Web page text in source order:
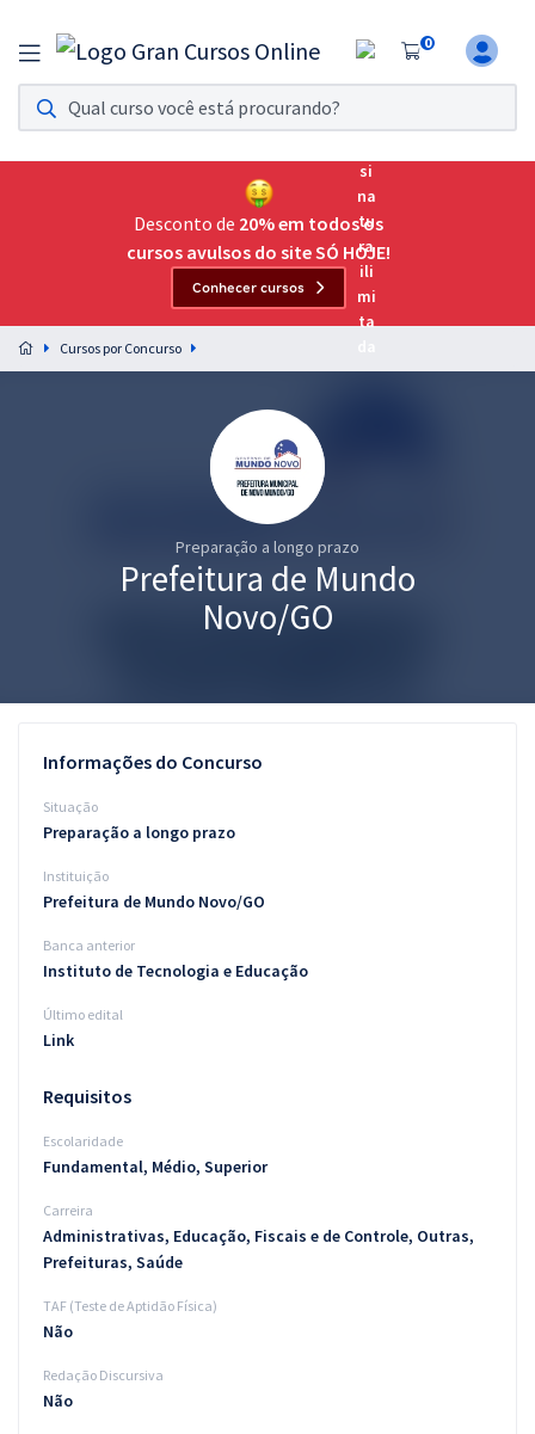
0
Assinatura Ilimitada 11
Acesso a todos os cursos. Teste grátis por 7 dias!
Assinatura OAB Até Passar
Acesso ilimitado a toda preparação para o Exame da
Preparação completa e intensiva para as principais
residências em saúde do Brasil
Conteúdo gratuito
Blog
Desconto de 20% em todos os
cursos avulsos do site SÓ HOJE!
Conhecer cursos
Cursos por Concurso
Preparação a longo prazo
Prefeitura de Mundo
Novo/GO
Informações do Concurso
Situação
Preparação a longo prazo
Instituição
Prefeitura de Mundo Novo/GO
Banca anterior
Instituto de Tecnologia e Educação
Último edital
Link
Requisitos
Escolaridade
Fundamental, Médio, Superior
Carreira
Administrativas, Educação, Fiscais e de Controle, Outras,
Prefeituras, Saúde
TAF (Teste de Aptidão Física)
Não
Redação Discursiva
Não